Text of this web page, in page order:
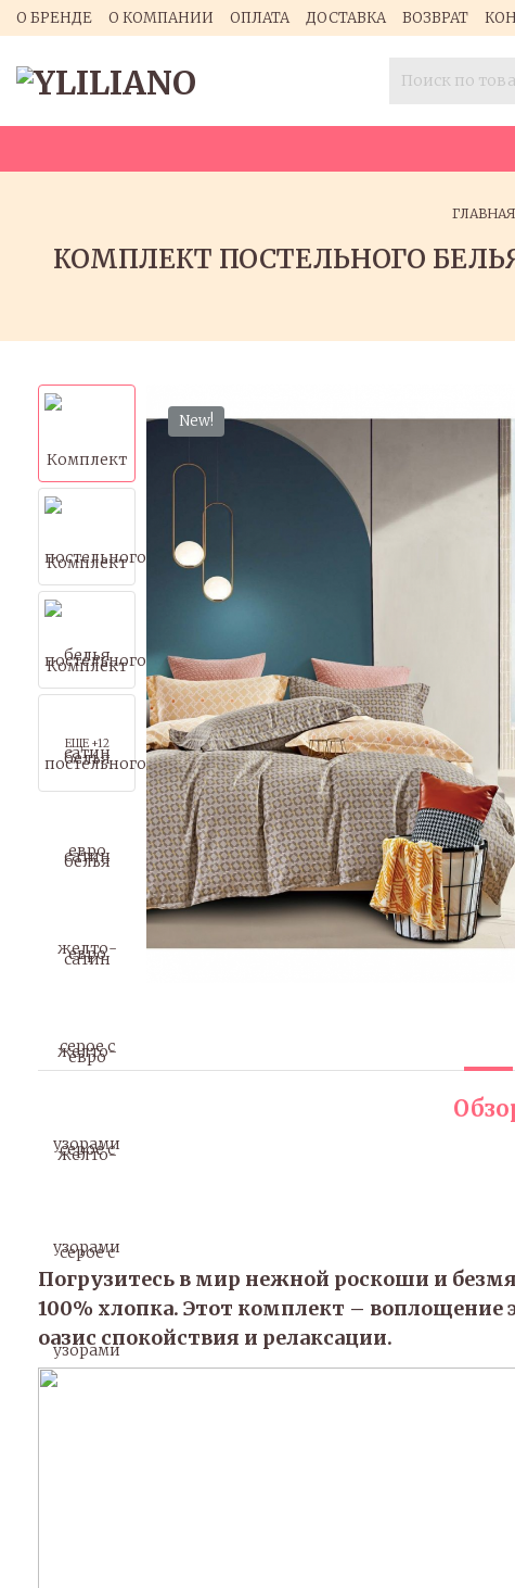
О БРЕНДЕ О КОМПАНИИ ОПЛАТА ДОСТАВКА ВОЗВРАТ
ГЛАВНАЯ
КОМПЛЕКТ ПОСТЕЛЬНОГО
New!
ЕЩЕ +12
Погрузитесь в мир нежной роскоши и
100% хлопка. Этот комплект –
оазис спокойствия и релаксации.